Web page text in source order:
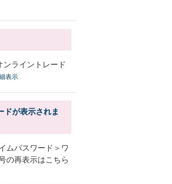
ンライントレード
表示
ドが表示されま
ムパスワード＞ワ
の再表示はこちら